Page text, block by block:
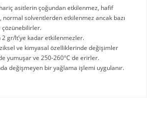
asitlerin çoğundan etkilenmez, hafif
normal solventlerden etkilenmez ancak bazı
çözünebilirler.
gr/lt’ye kadar etkilenmezler.
ve kimyasal özelliklerinde değişimler
yumuşar ve 250-260°C de erirler.
değişmeyen bir yağlama işlemi uygulanır.